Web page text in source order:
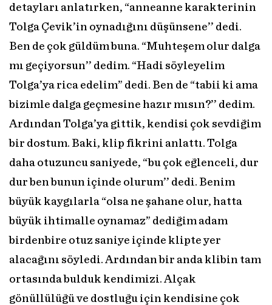
detayları anlatırken, “anneanne karakterinin
Tolga Çevik’in oynadığını düşünsene’’ dedi.
Ben de çok güldüm buna. “Muhteşem olur dalga
mı geçiyorsun’’ dedim. “Hadi söyleyelim
Tolga’ya rica edelim” dedi. Ben de “tabii ki ama
bizimle dalga geçmesine hazır mısın?’’ dedim.
Ardından Tolga’ya gittik, kendisi çok sevdiğim
bir dostum. Baki, klip fikrini anlattı. Tolga
daha otuzuncu saniyede, “bu çok eğlenceli, dur
dur ben bunun içinde olurum’’ dedi. Benim
büyük kaygılarla “olsa ne şahane olur, hatta
büyük ihtimalle oynamaz” dediğim adam
birdenbire otuz saniye içinde klipte yer
alacağını söyledi. Ardından bir anda klibin tam
ortasında bulduk kendimizi. Alçak
gönüllülüğü ve dostluğu için kendisine çok